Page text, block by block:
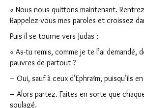
« Nous nous quittons maintenant.
Rappelez-vous mes paroles et croissez
Puis il se tourne vers Judas :
« As-tu remis, comme je te l’ai demandé,
pauvres de partout ?
– Oui, sauf à ceux d’Ephraïm, puisqu’ils
– Alors partez. Faites en sorte que
soulagé.